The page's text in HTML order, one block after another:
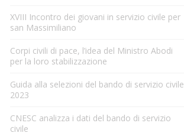
XVIII Incontro dei giovani in servizio civile per
san Massimiliano
Corpi civili di pace, l’idea del Ministro Abodi
per la loro stabilizzazione
Guida alla selezioni del bando di servizio civile
2023
CNESC analizza i dati del bando di servizio
civile